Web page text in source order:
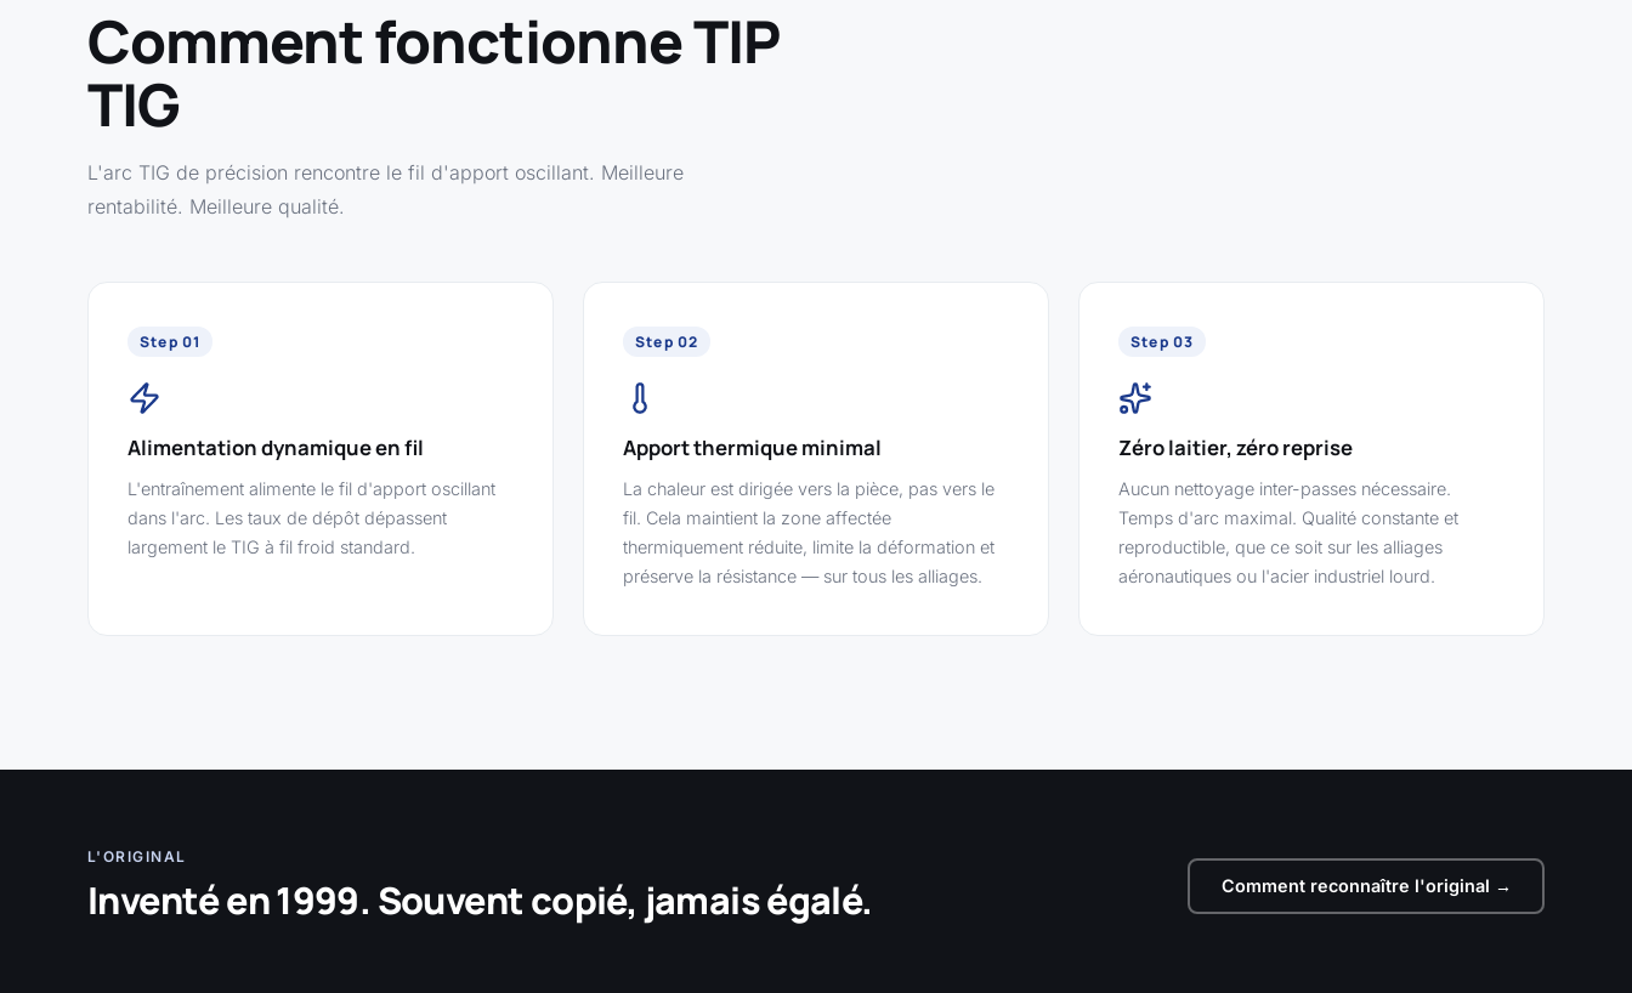
Comment fonctionne TIP
TIG
L'arc TIG de précision rencontre le fil d'apport oscillant. Meilleure
rentabilité. Meilleure qualité.
Step 01
Alimentation dynamique en fil
L'entraînement alimente le fil d'apport oscillant
dans l'arc. Les taux de dépôt dépassent
largement le TIG à fil froid standard.
Step 02
Apport thermique minimal
La chaleur est dirigée vers la pièce, pas vers le
fil. Cela maintient la zone affectée
thermiquement réduite, limite la déformation et
préserve la résistance — sur tous les alliages.
Step 03
Zéro laitier, zéro reprise
Aucun nettoyage inter-passes nécessaire.
Temps d'arc maximal. Qualité constante et
reproductible, que ce soit sur les alliages
aéronautiques ou l'acier industriel lourd.
L'ORIGINAL
Inventé en 1999. Souvent copié, jamais égalé. Comment reconnaître l'original →